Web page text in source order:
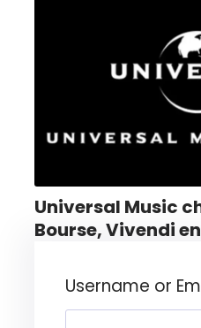
Universal Music
Bourse, Vivendi
Username or